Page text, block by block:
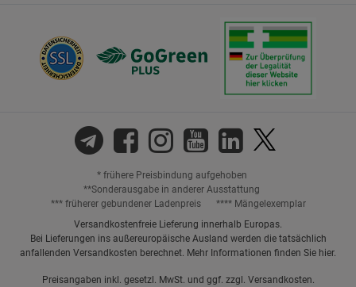
* frühere Preisbindung aufgehoben
**Sonderausgabe in anderer Ausstattung
*** früherer gebundener Ladenpreis
**** Mängelexemplar
Versandkostenfreie Lieferung innerhalb Europas.
Bei Lieferungen ins außereuropäische Ausland werden die tatsächlich
anfallenden Versandkosten berechnet. Mehr Informationen finden Sie hier.
Preisangaben inkl. gesetzl. MwSt. und ggf. zzgl. Versandkosten.